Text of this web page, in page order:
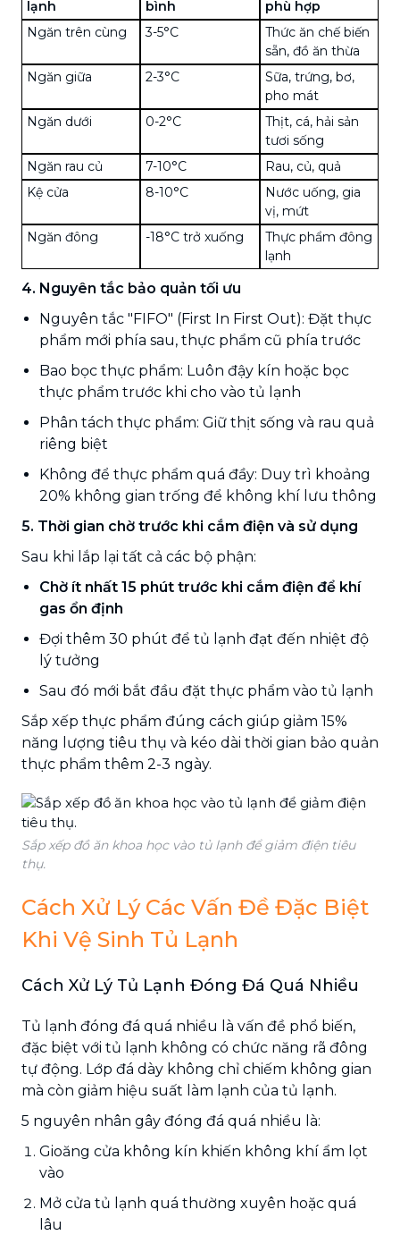
lạnh bình
phù hợp
Ngăn trên cùng
3-5°C
Thức ăn chế biến
sẵn, đồ ăn thừa
Ngăn giữa
2-3°C
Sữa, trứng, bơ,
pho mát
Ngăn dưới
0-2°C
Thịt, cá, hải sản
tươi sống
Ngăn rau củ
7-10°C
Rau, củ, quả
Kệ cửa
8-10°C
Nước uống, gia
vị, mứt
Ngăn đông
-18°C trở xuống
Thực phẩm đông
lạnh
4. Nguyên tắc bảo quản tối ưu
Nguyên tắc "FIFO" (First In First Out): Đặt thực
phẩm mới phía sau, thực phẩm cũ phía trước
Bao bọc thực phẩm: Luôn đậy kín hoặc bọc
thực phẩm trước khi cho vào tủ lạnh
Phân tách thực phẩm: Giữ thịt sống và rau quả
riêng biệt
Không để thực phẩm quá đầy: Duy trì khoảng
20% không gian trống để không khí lưu thông
5. Thời gian chờ trước khi cắm điện và sử dụng
Sau khi lắp lại tất cả các bộ phận:
Chờ ít nhất 15 phút trước khi cắm điện để khí
gas ổn định
Đợi thêm 30 phút để tủ lạnh đạt đến nhiệt độ
lý tưởng
Sau đó mới bắt đầu đặt thực phẩm vào tủ lạnh
Sắp xếp thực phẩm đúng cách giúp giảm 15%
năng lượng tiêu thụ và kéo dài thời gian bảo quản
thực phẩm thêm 2-3 ngày.
Sắp xếp đồ ăn khoa học vào tủ lạnh để giảm điện tiêu
thụ.
Cách Xử Lý Các Vấn Đề Đặc Biệt
Khi Vệ Sinh Tủ Lạnh
Cách Xử Lý Tủ Lạnh Đóng Đá Quá Nhiều
Tủ lạnh đóng đá quá nhiều là vấn đề phổ biến,
đặc biệt với tủ lạnh không có chức năng rã đông
tự động. Lớp đá dày không chỉ chiếm không gian
mà còn giảm hiệu suất làm lạnh của tủ lạnh.
5 nguyên nhân gây đóng đá quá nhiều là:
Gioăng cửa không kín khiến không khí ẩm lọt
vào
Mở cửa tủ lạnh quá thường xuyên hoặc quá
lâu